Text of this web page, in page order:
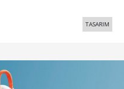
TASARIM